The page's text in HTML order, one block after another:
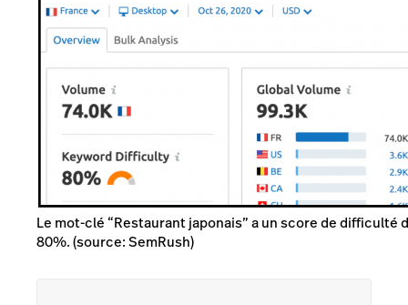
Le mot-clé “Restaurant japonais” a un score de difficulté
80%. (source: SemRush)